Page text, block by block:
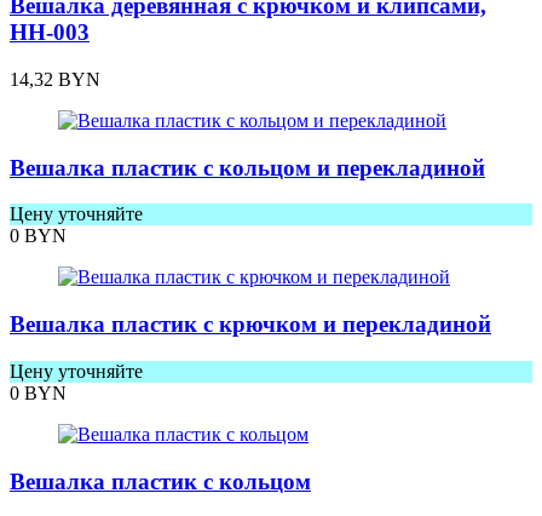
Вешалка деревянная с крючком и клипсами,
HH-003
14,32 BYN
Вешалка пластик с кольцом и перекладиной
Цену уточняйте
0 BYN
Вешалка пластик с крючком и перекладиной
Цену уточняйте
0 BYN
Вешалка пластик с кольцом